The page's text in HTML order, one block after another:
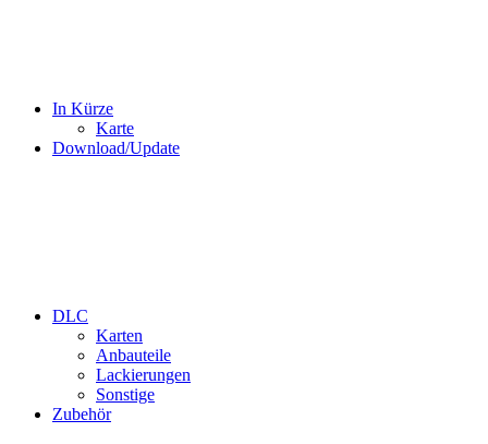
In Kürze
Karte
Download/Update
DLC
Karten
Anbauteile
Lackierungen
Sonstige
Zubehör